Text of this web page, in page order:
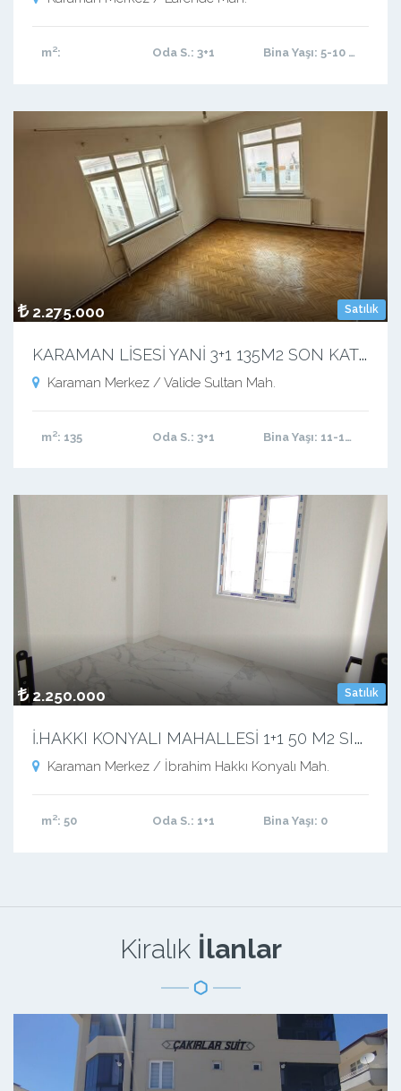
m²: Oda S.: 3+1 Bina Yaşı: 5-10 arası
Satılık
2.275.000
K
ARAMAN LİSESİ YANİ 3+1 135M2 SON KAT 4.KAT
Karaman Merkez / Valide Sultan Mah.
m²: 135 Oda S.: 3+1 Bina Yaşı: 11-15 arası
Satılık
2.250.000
İ
.HAKKI KONYALI MAHALLESİ 1+1 50 M2 SIFIR LÜX BALKONLU APART
Karaman Merkez / İbrahim Hakkı Konyalı Mah.
m²: 50 Oda S.: 1+1 Bina Yaşı: 0
Kiralık İlanlar